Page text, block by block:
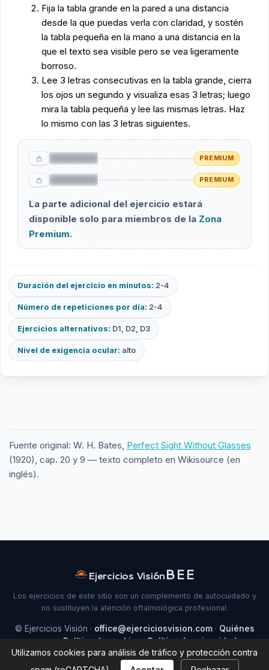
Fija la tabla grande en la pared a una distancia
desde la que puedas verla con claridad, y sostén
la tabla pequeña en la mano a una distancia en la
que el texto sea visible pero se vea ligeramente
borroso.
Lee 3 letras consecutivas en la tabla grande, cierra
los ojos un segundo y visualiza esas 3 letras; luego
mira la tabla pequeña y lee las mismas letras. Haz
lo mismo con las 3 letras siguientes.
PREMIUM
PREMIUM
La parte adicional del ejercicio estará
disponible solo para miembros de la Zona
Premium.
Duración del ejercicio en minutos: 2-4
Número de repeticiones por día: 2-4
Ejercicios alternativos: D1, D2, D3
Nivel de exigencia ocular: alto
Fuente original: W. H. Bates, Perfect Sight Without Glasses
(1920), cap. 20 y 9 — texto completo en Wikisource (en
inglés).
Ejercicios Visión
Los ejercicios de este sitio son un complemento de autocuidado y
no sustituyen la atención oftalmológica profesional.
© Ejercicios Visión · office@ejerciciosvision.com· Quiénes
Política de cookies Política de privacidad
Contacto
Utilizamos cookies para análisis de tráfico y protección contra